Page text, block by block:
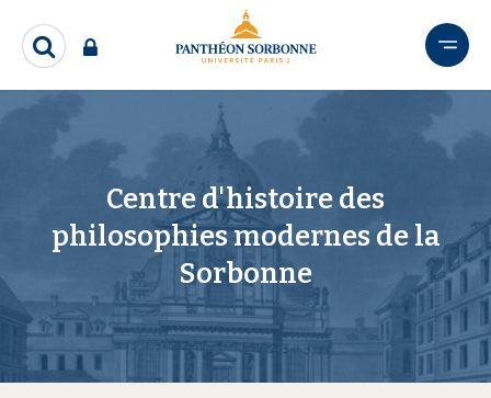
e
t
p
R
e
Centre d'histoire des
philosophies modernes de la
Sorbonne